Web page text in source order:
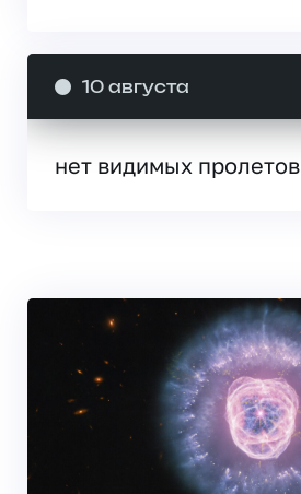
10 августа
нет видимых пролетов